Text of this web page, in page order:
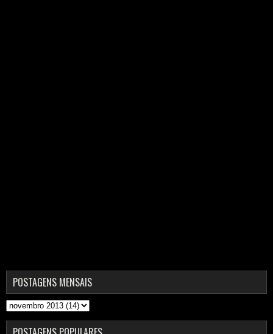
POSTAGENS MENSAIS